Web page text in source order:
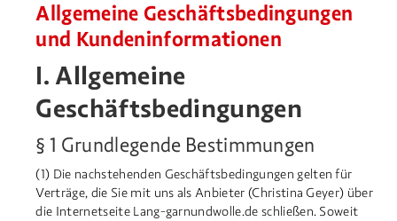
Allgemeine Geschäftsbedingungen
und Kundeninformationen
I. Allgemeine
Geschäftsbedingungen
§ 1 Grundlegende Bestimmungen
(1) Die nachstehenden Geschäftsbedingungen gelten für
Verträge, die Sie mit uns als Anbieter (Christina Geyer) über
die Internetseite Lang-garnundwolle.de schließen. Soweit